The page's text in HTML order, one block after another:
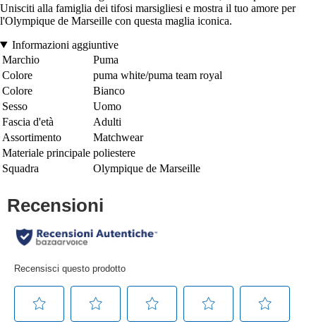
Unisciti alla famiglia dei tifosi marsigliesi e mostra il tuo amore per
l'Olympique de Marseille con questa maglia iconica.
Informazioni aggiuntive
Marchio
Puma
Colore
puma white/puma team royal
Colore
Bianco
Sesso
Uomo
Fascia d'età
Adulti
Assortimento
Matchwear
Materiale principale poliestere
Squadra
Olympique de Marseille